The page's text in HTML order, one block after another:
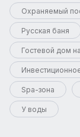
Охраняемый
Русская баня
Гостевой дом
Spa-зона
У воды